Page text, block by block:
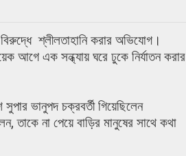
বিরুদ্ধে শ্লীলতাহানি করার অভিযোগ।
আগে এক সন্ধ্যায় ঘরে ঢুকে নির্যাতন করার
সুপার ভানুপদ চক্রবর্তী গিয়েছিলেন
তাকে না পেয়ে বাড়ির মানুষের সাথে কথা